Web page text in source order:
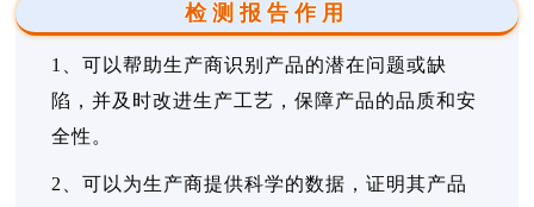
检测报告作用
1、可以帮助生产商识别产品的潜在问题或缺
陷，并及时改进生产工艺，保障产品的品质和安
全性。
2、可以为生产商提供科学的数据，证明其产品